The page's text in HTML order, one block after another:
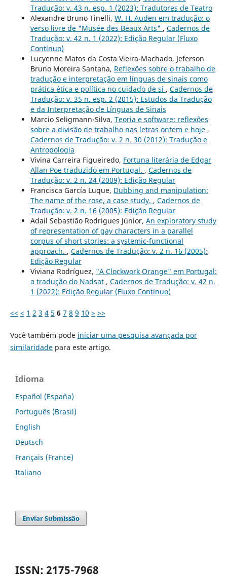
Tradução: v. 43 n. esp. 1 (2023): Tradutores de Teatro
Alexandre Bruno Tinelli, W. H. Auden em tradução: o
verso livre de "Musée des Beaux Arts" , Cadernos de
Tradução: v. 42 n. 1 (2022): Edição Regular (Fluxo
Contínuo)
Lucyenne Matos da Costa Vieira-Machado, Jeferson
Bruno Moreira Santana, Reflexões sobre o trabalho de
tradução e interpretação em línguas de sinais como
prática ética e política no cuidado de si , Cadernos de
Tradução: v. 35 n. esp. 2 (2015): Estudos da Tradução
e da Interpretação de Línguas de Sinais
Marcio Seligmann-Silva, Teoria e software: reflexões
sobre a divisão de trabalho nas letras ontem e hoje ,
Cadernos de Tradução: v. 2 n. 30 (2012): Tradução e
Antropologia
Vivina Carreira Figueiredo, Fortuna literária de Edgar
Allan Poe traduzido em Portugal. , Cadernos de
Tradução: v. 2 n. 24 (2009): Edição Regular
Francisca García Luque, Dubbing and manipulation:
The name of the rose, a case study. , Cadernos de
Tradução: v. 2 n. 16 (2005): Edição Regular
Adail Sebastião Rodrigues Júnior, An exploratory study
of representation of gay characters in a parallel
corpus of short stories: a systemic-functional
approach. , Cadernos de Tradução: v. 2 n. 16 (2005):
Edição Regular
Viviana Rodríguez, "A Clockwork Orange" em Portugal:
a tradução do Nadsat , Cadernos de Tradução: v. 42 n.
1 (2022): Edição Regular (Fluxo Contínuo)
<< < 1 2 3 4 5 6 7 8 9 10 > >>
Você também pode iniciar uma pesquisa avançada por
similaridadepara este artigo.
Idioma
Español (España)
Português (Brasil)
English
Deutsch
Français (France)
Italiano
Enviar Submissão
ISSN: 2175-7968